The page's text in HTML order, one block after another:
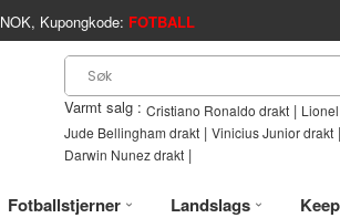
NOK, Kupongkode: FOTBALL
Varmt salg : Cristiano Ronaldo drakt |
Jude Bellingham drakt | Vinicius Junior drakt |
Darwin Nunez drakt |
Fotballstjerner Landslags